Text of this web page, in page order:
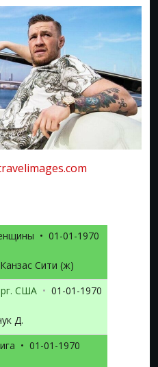
• 01-01-1970
Сити (ж)
США • 01-01-1970
Д.
• 01-01-1970